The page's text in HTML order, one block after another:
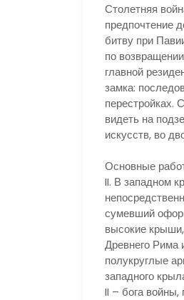
Столетняя
предпочтение
битву при
по
главной
замка:
перестройках.
видеть на
искусств, во
Основные
II. В западном
сумевший
высокие
Древнего Рима
полукруглые
западного
II – бога войны,